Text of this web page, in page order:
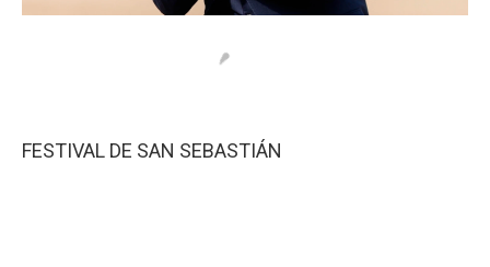
FESTIVAL DE SAN SEBASTIÁN